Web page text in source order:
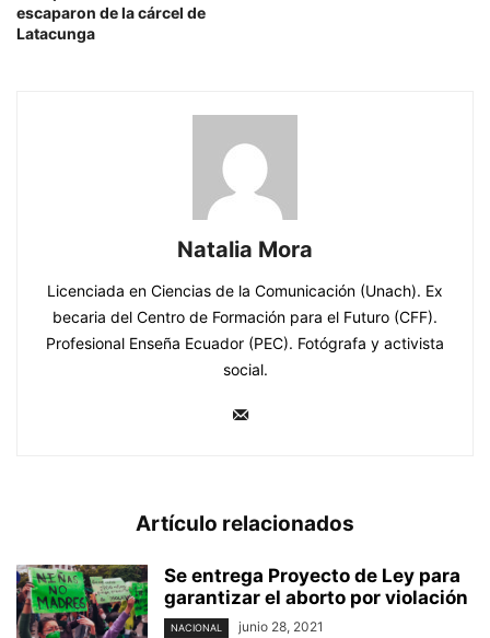
escaparon de la cárcel de
Latacunga
Natalia Mora
Licenciada en Ciencias de la Comunicación (Unach). Ex
becaria del Centro de Formación para el Futuro (CFF).
Profesional Enseña Ecuador (PEC). Fotógrafa y activista
social.
Artículo relacionados
Se entrega Proyecto de Ley para
garantizar el aborto por violación
NACIONAL junio 28, 2021